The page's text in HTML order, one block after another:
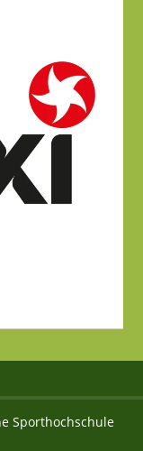
Sporthochschule